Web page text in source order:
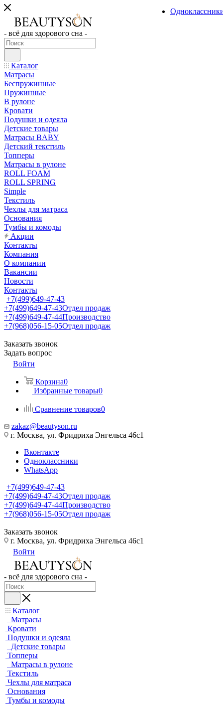
- всё для здорового сна -
Каталог
Матрасы
Беспружинные
Пружинные
В рулоне
Кровати
Подушки и одеяла
Детские товары
Матрасы BABY
Детский текстиль
Топперы
Матрасы в рулоне
ROLL FOAM
ROLL SPRING
Simple
Текстиль
Чехлы для матраса
Основания
Тумбы и комоды
Акции
Контакты
Компания
О компании
Вакансии
Новости
Контакты
+7(499)649-47-43
+7(499)649-47-43Отдел продаж
+7(499)649-47-44Производство
+7(968)056-15-05Отдел продаж
Заказать звонок
Задать вопрос
Войти
Корзина0
Избранные товары0
Сравнение товаров0
zakaz@beautyson.ru
г. Москва, ул. Фридриха Энгельса 46с1
Вконтакте
Одноклассники
WhatsApp
+7(499)649-47-43
+7(499)649-47-43Отдел продаж
+7(499)649-47-44Производство
+7(968)056-15-05Отдел продаж
Заказать звонок
г. Москва, ул. Фридриха Энгельса 46с1
Войти
- всё для здорового сна -
Каталог
Матрасы
Кровати
Подушки и одеяла
Детские товары
Топперы
Матрасы в рулоне
Текстиль
Чехлы для матраса
Основания
Тумбы и комоды